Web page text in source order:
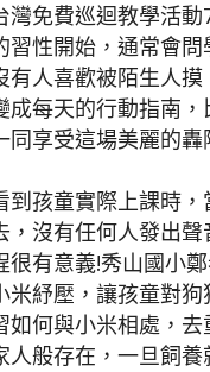
灣免費巡迴教學活
習性開始，通常會
有人喜歡被陌生人
成每天的行動指南
同享受這場美麗的
到孩童實際上課時
，沒有任何人發出
很有意義!秀山國小
米紓壓，讓孩童對
如何與小米相處，
人般存在，一旦飼養